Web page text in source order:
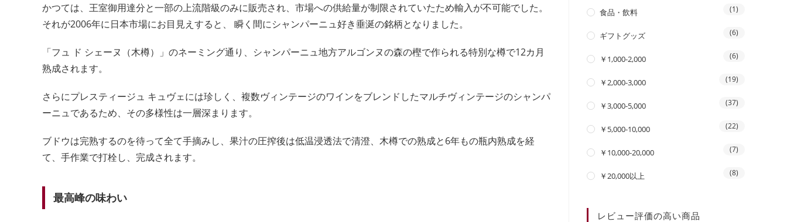
かつては、王室御用達分と一部の上流階級のみに販売され、市場への供給量が制限されていたため輸入が不可能でした。
それが2006年に日本市場にお目見えすると、 瞬く間にシャンパーニュ好き垂涎の銘柄となりました。
「フュ ド シェーヌ（木樽）」のネーミング通り、シャンパーニュ地方アルゴンヌの森の樫で作られる特別な樽で12カ月
熟成されます。
さらにプレスティージュ キュヴェには珍しく、複数ヴィンテージのワインをブレンドしたマルチヴィンテージのシャンパ
ーニュであるため、その多様性は一層深まります。
ブドウは完熟するのを待って全て手摘みし、果汁の圧搾後は低温浸透法で清澄、木樽での熟成と6年もの瓶内熟成を経
て、手作業で打栓し、完成されます。
最高峰の味わい
食品・飲料 (1)
ギフトグッズ (6)
￥1,000-2,000 (6)
￥2,000-3,000 (19)
￥3,000-5,000 (37)
￥5,000-10,000 (22)
￥10,000-20,000 (7)
￥20,000以上 (8)
レビュー評価の高い商品